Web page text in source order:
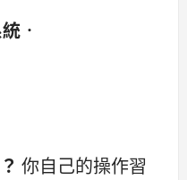
．
你自己的操作習